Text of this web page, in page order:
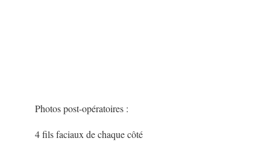
Photos post-opératoires :
4 fils faciaux de chaque côté